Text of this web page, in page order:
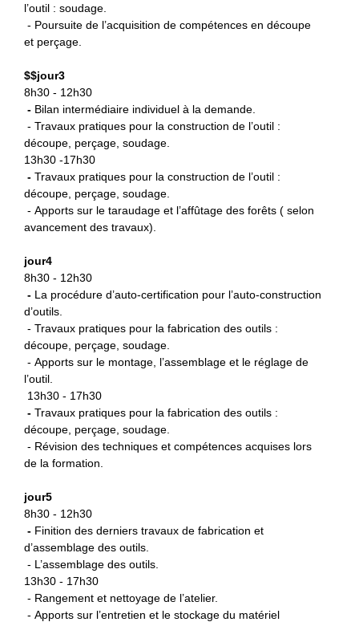
l’outil : soudage.
- Poursuite de l’acquisition de compétences en découpe
et perçage.
$$jour3
8h30 - 12h30
- Bilan intermédiaire individuel à la demande.
- Travaux pratiques pour la construction de l’outil :
découpe, perçage, soudage.
13h30 -17h30
- Travaux pratiques pour la construction de l’outil :
découpe, perçage, soudage.
- Apports sur le taraudage et l’affûtage des forêts ( selon
avancement des travaux).
jour4
8h30 - 12h30
- La procédure d’auto-certification pour l’auto-construction
d’outils.
- Travaux pratiques pour la fabrication des outils :
découpe, perçage, soudage.
- Apports sur le montage, l’assemblage et le réglage de
l’outil.
13h30 - 17h30
- Travaux pratiques pour la fabrication des outils :
découpe, perçage, soudage.
- Révision des techniques et compétences acquises lors
de la formation.
jour5
8h30 - 12h30
- Finition des derniers travaux de fabrication et
d’assemblage des outils.
- L’assemblage des outils.
13h30 - 17h30
- Rangement et nettoyage de l’atelier.
- Apports sur l’entretien et le stockage du matériel